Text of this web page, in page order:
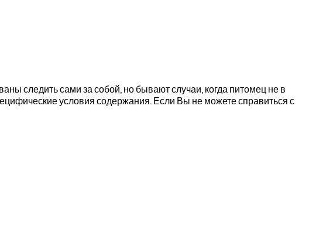
следить сами за собой, но бывают случаи, когда питомец не в
условия содержания. Если Вы не можете справиться с